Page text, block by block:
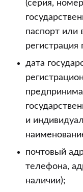
(серия,
паспорт или
регистрация
дата
и
почтовый
телефона,
наличии);